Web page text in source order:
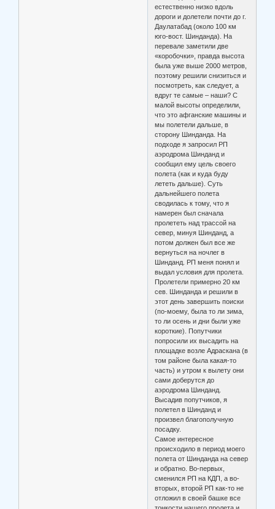
естественно низко вдоль
дороги и долетели почти до г.
Даулатабад (около 100 км
юго-вост. Шинданда). На
перевале заметили две
«коробочки», правда высота
была уже выше 2000 метров,
поэтому решили снизиться и
посмотреть, как следует, а
вдруг те самые – наши? С
малой высоты определили,
что это афганские машины и
мы полетели дальше, в
сторону Шинданда. На
подходе я запросил РП
аэродрома Шинданд и
сообщил ему цель своего
полета (как и куда буду
лететь дальше). Суть
дальнейшего полета
сводилась к тому, что я
намерен был сначала
пролететь над трассой на
север, минуя Шинданд, а
потом должен был все же
вернуться на ночлег в
Шинданд. РП меня понял и
выдал условия для пролета.
Пролетели примерно 20 км
сев. Шинданда и решили в
этот день завершить поиски
(по-моему, была то ли зима,
то ли осень и дни были уже
короткие). Попутчики
попросили их высадить на
площадке возле Адраскана (в
том районе была какая-то
часть) и утром к вылету они
сами доберутся до
аэродрома Шинданд.
Высадив попутчиков, я
полетел в Шинданд и
произвел благополучную
посадку.
Самое интересное
происходило в период моего
полета от Шинданда на север
и обратно. Во-первых,
сменился РП на КДП, а во-
вторых, второй РП как-то не
отложил в своей башке все